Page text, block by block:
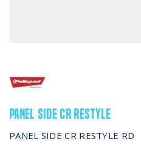
PANEL SIDE CR RESTYLE
PANEL SIDE CR RESTYLE RD